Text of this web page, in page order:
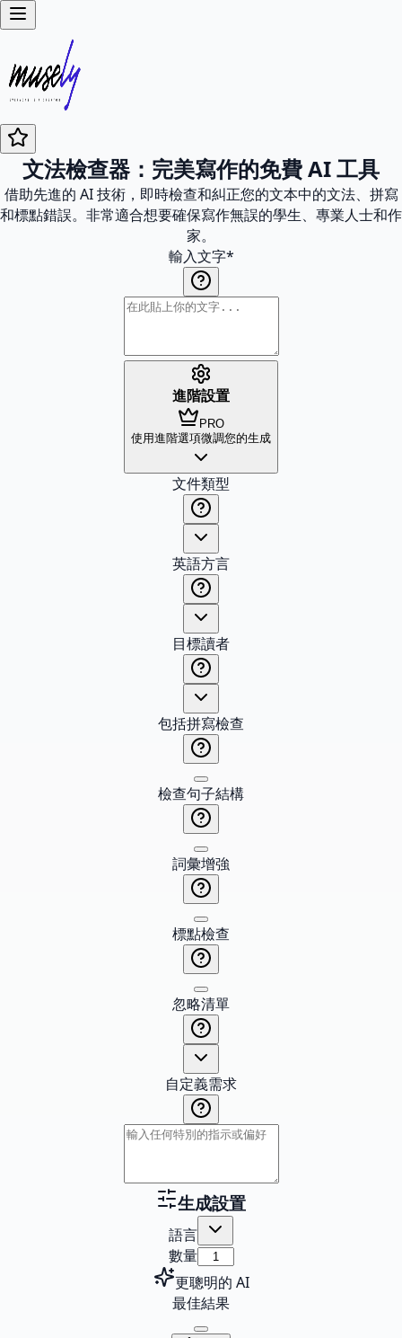
文法檢查器：完美寫作的免費 AI 工具
借助先進的 AI 技術，即時檢查和糾正您的文本中的文法、拼寫
和標點錯誤。非常適合想要確保寫作無誤的學生、專業人士和作
家。
輸入文字*
進階設置
PRO
使用進階選項微調您的生成
文件類型
英語方言
目標讀者
包括拼寫檢查
檢查句子結構
詞彙增強
標點檢查
忽略清單
自定義需求
生成設置
語言
數量
更聰明的 AI
最佳結果